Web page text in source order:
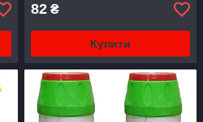
82 ₴
Купити